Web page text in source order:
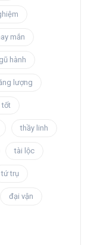
mắn
hành
lượng
tốt
thầy linh
tài lộc
tứ trụ
đại vận